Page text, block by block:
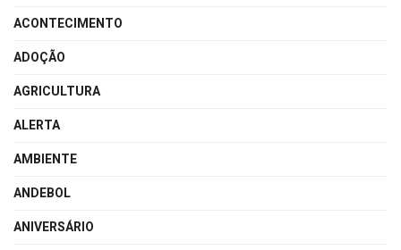
ACONTECIMENTO
ADOÇÃO
AGRICULTURA
ALERTA
AMBIENTE
ANDEBOL
ANIVERSÁRIO